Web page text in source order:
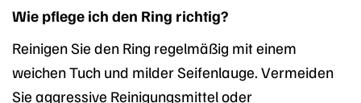
Wie pflege ich den Ring richtig?
Reinigen Sie den Ring regelmäßig mit einem
weichen Tuch und milder Seifenlauge. Vermeiden
Sie aggressive Reinigungsmittel oder